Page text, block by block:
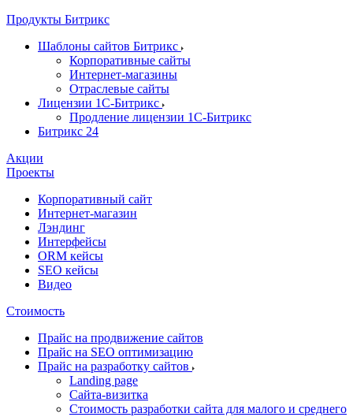
Продукты Битрикс
Шаблоны сайтов Битрикс
Корпоративные сайты
Интернет-магазины
Отраслевые сайты
Лицензии 1С-Битрикс
Продление лицензии 1С-Битрикс
Битрикс 24
Акции
Проекты
Корпоративный сайт
Интернет-магазин
Лэндинг
Интерфейсы
ORM кейсы
SEO кейсы
Видео
Стоимость
Прайс на продвижение сайтов
Прайс на SEO оптимизацию
Прайс на разработку сайтов
Landing page
Cайта-визитка
Стоимость разработки сайта для малого и среднего